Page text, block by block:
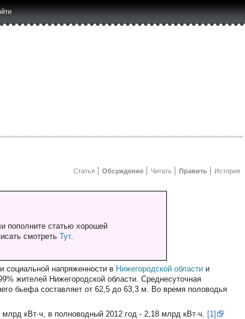
Статья Обсуждение Читать Править История
пополните статью хорошей
смотреть Тут.
социальной напряженности в Нижегородской области и
жителей Нижегородской области. Среднесуточная
бьефа составляет от 62,5 до 63,3 м. Во время половодья
кВт·ч, в полноводный 2012 год - 2,18 млрд кВт·ч. [1]